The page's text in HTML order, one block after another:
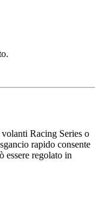
Racing Series o
rapido consente
essere regolato in